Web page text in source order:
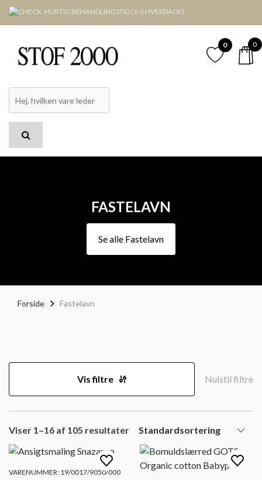
HURTIG BEHANDLINGSTID (1-3 HVERDAGE)
0 0
FASTELAVN
Se alle Fastelavn
Forside Fastelavn
Pris
Lagerstatus
Vis filtre Nulstil filtre
Viser 1–16 af 105 resultater
VARENUMMER: 19/0017/9050/000